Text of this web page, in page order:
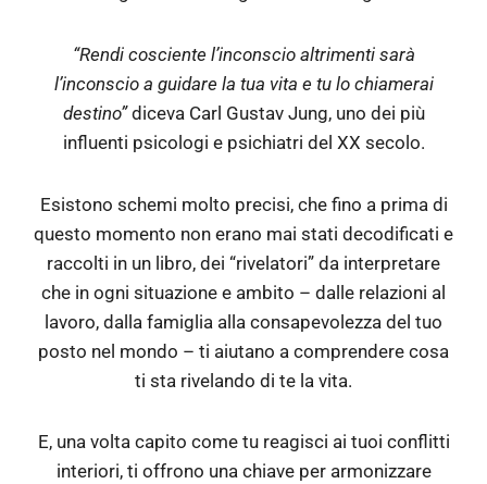
“Rendi cosciente l’inconscio altrimenti sarà
l’inconscio a guidare la tua vita e tu lo chiamerai
destino”diceva Carl Gustav Jung, uno dei più
influenti psicologi e psichiatri del XX secolo.
Esistono schemi molto precisi, che fino a prima di
questo momento non erano mai stati decodificati e
raccolti in un libro, dei “rivelatori” da interpretare
che in ogni situazione e ambito – dalle relazioni al
lavoro, dalla famiglia alla consapevolezza del tuo
posto nel mondo – ti aiutano a comprendere cosa
ti sta rivelando di te la vita.
E, una volta capito come tu reagisci ai tuoi conflitti
interiori, ti offrono una chiave per armonizzare